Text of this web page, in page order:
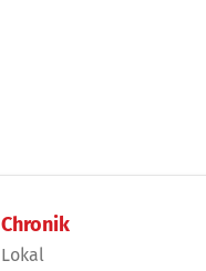
Chronik
Lokal